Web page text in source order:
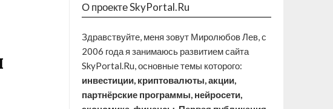
О проекте SkyPortal.Ru
Здравствуйте, меня зовут Миролюбов Лев, с
2006 года я занимаюсь развитием сайта
SkyPortal.Ru, основные темы которого:
инвестиции, криптовалюты, акции,
партнёрские программы, нейросети,